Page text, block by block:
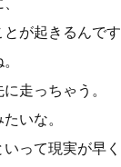
が起きるんです
走っちゃう。
いな。
って現実が早